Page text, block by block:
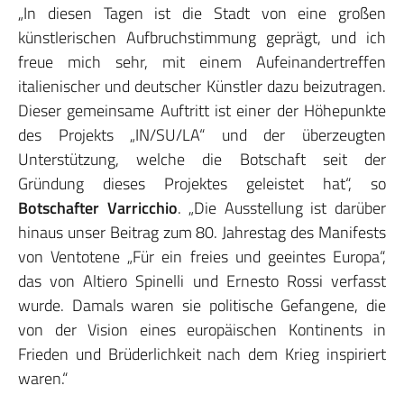
„In diesen Tagen ist die Stadt von eine großen
künstlerischen Aufbruchstimmung geprägt, und ich
freue mich sehr, mit einem Aufeinandertreffen
italienischer und deutscher Künstler dazu beizutragen.
Dieser gemeinsame Auftritt ist einer der Höhepunkte
des Projekts „IN/SU/LA“ und der überzeugten
Unterstützung, welche die Botschaft seit der
Gründung dieses Projektes geleistet hat“, so
Botschafter Varricchio. „Die Ausstellung ist darüber
hinaus unser Beitrag zum 80. Jahrestag des Manifests
von Ventotene „Für ein freies und geeintes Europa“,
das von Altiero Spinelli und Ernesto Rossi verfasst
wurde. Damals waren sie politische Gefangene, die
von der Vision eines europäischen Kontinents in
Frieden und Brüderlichkeit nach dem Krieg inspiriert
waren.“